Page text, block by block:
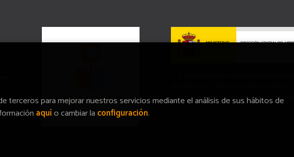
General del Libro, del Cómic y de la Lectura.
terceros para mejorar nuestros servicios mediante el análisis de sus hábitos de
aquío cambiar la configuración.